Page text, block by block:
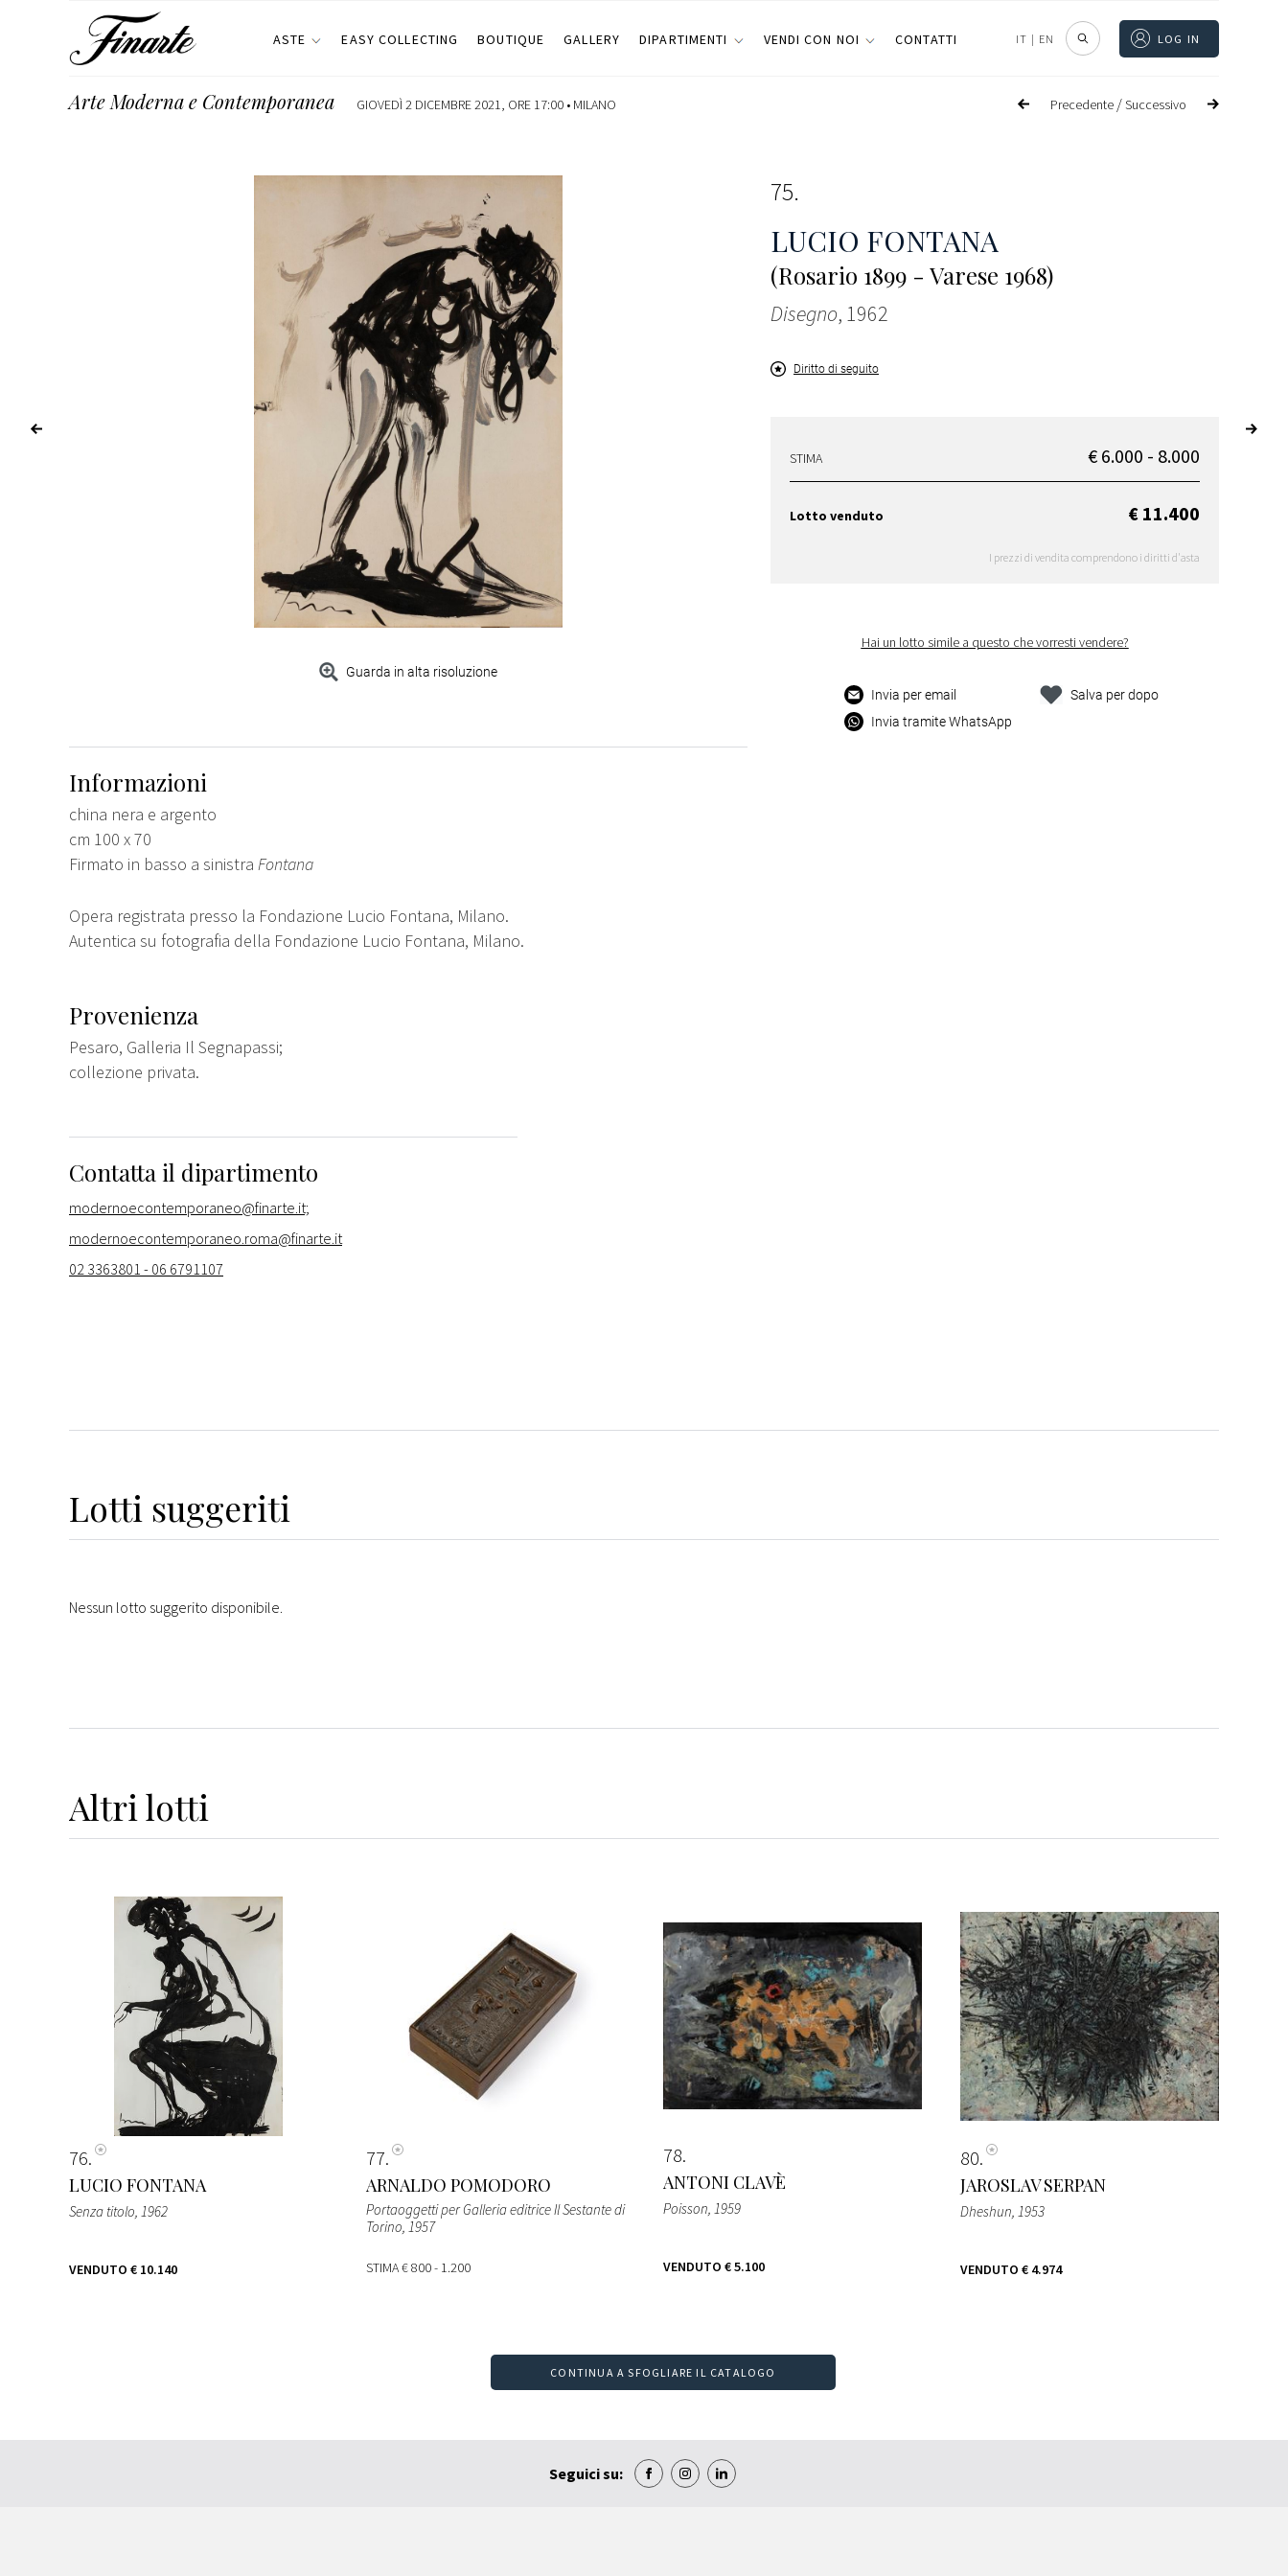
ASTE EASY COLLECTING BOUTIQUE GALLERY DIPARTIMENTI VENDI CON NOI CONTATTI IT | EN LOG IN
Precedente /Successivo
Arte Moderna e Contemporanea GIOVEDÌ 2 DICEMBRE 2021, ORE 17:00 • MILANO
Guarda in alta risoluzione
75
LUCIO FONTANA
(Rosario 1899 - Varese 1968)
Disegno, 1962
Diritto di seguito
STIMA € 6.000 - 8.000
Lotto venduto € 11.400
I prezzi di vendita comprendono i diritti d'asta
Hai un lotto simile a questo che vorresti vendere?
Invia per email
Invia tramite WhatsApp
Salva per dopo
Informazioni
china nera e argento
cm 100 x 70
Firmato in basso a sinistra Fontana
Opera registrata presso la Fondazione Lucio Fontana, Milano.
Autentica su fotografia della Fondazione Lucio Fontana, Milano.
Provenienza
Pesaro, Galleria Il Segnapassi;
collezione privata.
Contatta il dipartimento
modernoecontemporaneo@finarte.it;
modernoecontemporaneo.roma@finarte.it
02 3363801 - 06 6791107
Lotti suggeriti
Nessun lotto suggerito disponibile.
Altri lotti
76
LUCIO FONTANA
Senza titolo, 1962
VENDUTO € 10.140
77
ARNALDO POMODORO
Portaoggetti per Galleria editrice Il Sestante di
Torino, 1957
STIMA€ 800 - 1.200
78
ANTONI CLAVÈ
Poisson, 1959
VENDUTO € 5.100
80
JAROSLAV SERPAN
Dheshun, 1953
VENDUTO € 4.974
CONTINUA A SFOGLIARE IL CATALOGO
Seguici su: